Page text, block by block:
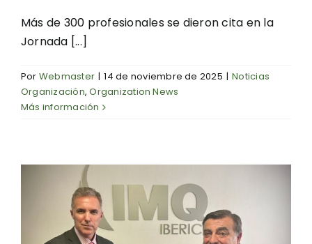
Más de 300 profesionales se dieron cita en la
Jornada [...]
Por Webmaster | 14 de noviembre de 2025 | Noticias
Organización,Organization News
Más información